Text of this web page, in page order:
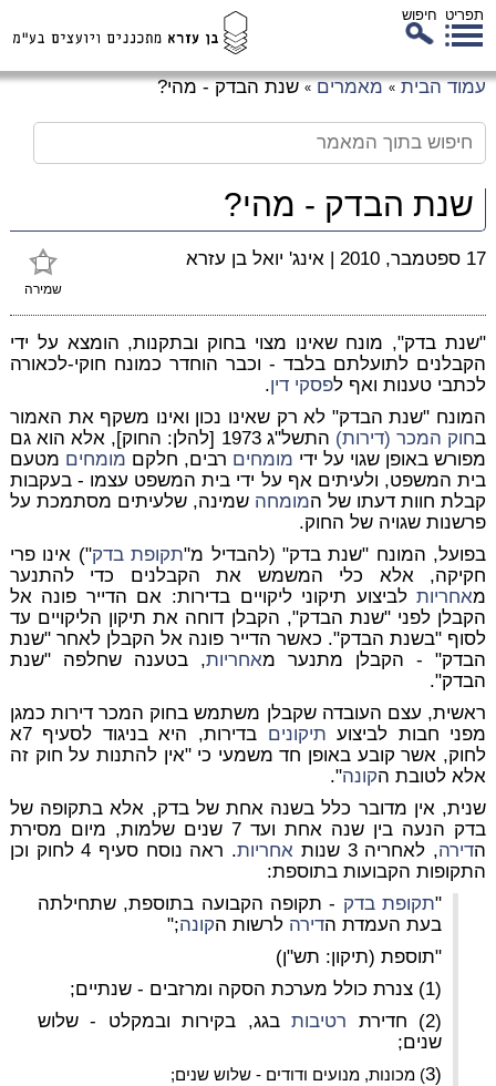
תפריט חיפוש
עמוד הבית » מאמרים » שנת הבדק - מהי?
שנת הבדק - מהי?
שמירה
17 ספטמבר, 2010 | אינג' יואל בן עזרא
"שנת בדק", מונח שאינו מצוי בחוק ובתקנות, הומצא על ידי
הקבלנים לתועלתם בלבד - וכבר הוחדר כמונח חוקי-לכאורה
לכתבי טענות ואף לפסקי דין.
המונח "שנת הבדק" לא רק שאינו נכון ואינו משקף את האמור
בחוק המכר (דירות)
התשל"ג 1973 [להלן: החוק], אלא הוא גם
מפורש באופן שגוי על ידי מומחים רבים, חלקם מומחים מטעם
בית המשפט, ולעיתים אף על ידי בית המשפט עצמו - בעקבות
קבלת חוות דעתו של המומחה שמינה, שלעיתים מסתמכת על
פרשנות שגויה של החוק.
בפועל, המונח "שנת בדק" (להבדיל מ"תקופת בדק") אינו פרי
חקיקה, אלא כלי המשמש את הקבלנים כדי להתנער
מאחריותלביצוע תיקוני ליקויים בדירות: אם הדייר פונה אל
הקבלן לפני "שנת הבדק", הקבלן דוחה את תיקון הליקויים עד
לסוף "בשנת הבדק". כאשר הדייר פונה אל הקבלן לאחר "שנת
הבדק" - הקבלן מתנער מאחריות, בטענה שחלפה "שנת
הבדק".
ראשית, עצם העובדה שקבלן משתמש בחוק המכר דירות כמגן
מפני חבות לביצוע תיקונים
בדירות, היא בניגוד לסעיף 7א
לחוק, אשר קובע באופן חד משמעי כי "אין להתנות על חוק זה
אלא לטובת הקונה".
שנית, אין מדובר כלל בשנה אחת של בדק, אלא בתקופה של
בדק הנעה בין שנה אחת ועד 7 שנים שלמות, מיום מסירת
הדירה, לאחריה 3 שנות אחריות
. ראה נוסח סעיף 4 לחוק וכן
התקופות הקבועות בתוספת:
"תקופת בדק - תקופה הקבועה בתוספת, שתחילתה
בעת העמדת הדירה לרשות הקונה;"
"תוספת (תיקון: תש"ן)
(1) צנרת כולל מערכת הסקה ומרזבים - שנתיים;
(2) חדירת
רטיבותבגג, בקירות ובמקלט - שלוש
שנים;
(3 ) מכונות, מנועים ודודים - שלוש שנים;